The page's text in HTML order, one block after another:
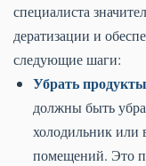
специалиста
дератизации и
следующие шаги:
Убрать
должны быть
холодильник или
помещений. Это